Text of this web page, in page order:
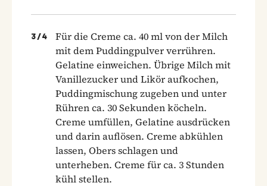
3 /4
Für die Creme ca. 40 ml von der Milch
mit dem Puddingpulver verrühren.
Gelatine einweichen. Übrige Milch mit
Vanillezucker und Likör aufkochen,
Puddingmischung zugeben und unter
Rühren ca. 30 Sekunden köcheln.
Creme umfüllen, Gelatine ausdrücken
und darin auflösen. Creme abkühlen
lassen, Obers schlagen und
unterheben. Creme für ca. 3 Stunden
kühl stellen.